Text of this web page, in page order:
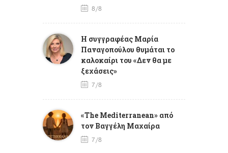
8/8
Η συγγραφέας Μαρία
Παναγοπούλου θυμάται το
καλοκαίρι του «Δεν θα με
ξεχάσεις»
7/8
«The Mediterranean» από
τον Βαγγέλη Μαχαίρα
7/8